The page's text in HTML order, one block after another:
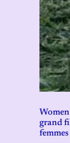
grand
femmes